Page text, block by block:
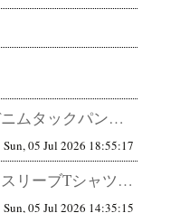
STILL BY HAND ライトデニムタックパンツ DN01262 その軽さ、デニムの常識外。5.5オンスで迎える、真...
Sun, 05 Jul 2026 18:55:17
STILL BY HAND ラグランスリーブTシャツ CS06262 感じ取れますか？細部に宿る、卓越したセンスを。 T...
Sun, 05 Jul 2026 14:35:15